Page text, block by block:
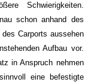
Schwierigkeiten.
schon anhand des
Carports aussehen
Aufbau vor.
in Anspruch nehmen
eine befestigte